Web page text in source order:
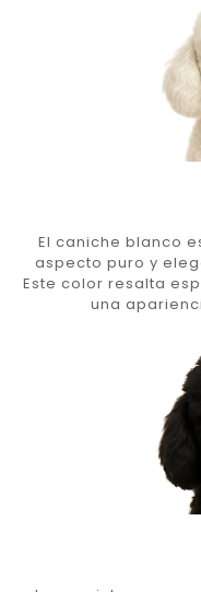
El caniche blanco
aspecto puro y
Este color resalta
una